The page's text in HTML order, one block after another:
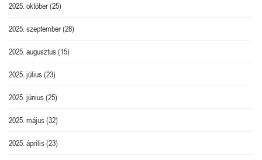
2025. október(25)
2025. szeptember(28)
2025. augusztus(15)
2025. július(23)
2025. június(25)
2025. május(32)
2025. április(23)